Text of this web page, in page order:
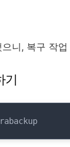
니, 복구 작
기